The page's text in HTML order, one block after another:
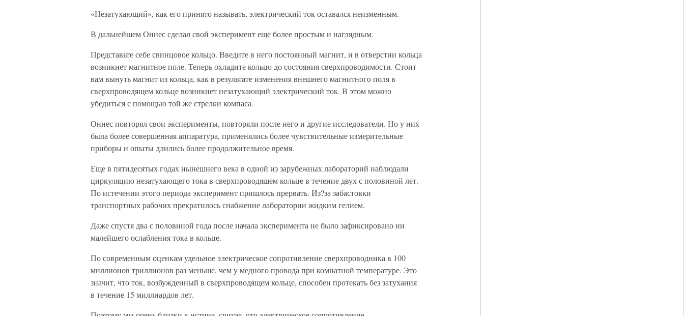
«Незатухающий», как его принято называть, электрический ток оставался неизменным.
В дальнейшем Оннес сделал свой эксперимент еще более простым и наглядным.
Представьте себе свинцовое кольцо. Введите в него постоянный магнит, и в отверстии кольца
возникнет магнитное поле. Теперь охладите кольцо до состояния сверхпроводимости. Стоит
вам вынуть магнит из кольца, как в результате изменения внешнего магнитного поля в
сверхпроводящем кольце возникнет незатухающий электрический ток. В этом можно
убедиться с помощью той же стрелки компаса.
Оннес повторял свои эксперименты, повторяли после него и другие исследователи. Но у них
была более совершенная аппаратура, применялись более чувствительные измерительные
приборы и опыты длились более продолжительное время.
Еще в пятидесятых годах нынешнего века в одной из зарубежных лабораторий наблюдали
циркуляцию незатухающего тока в сверхпроводящем кольце в течение двух с половиной лет.
По истечении этого периода эксперимент пришлось прервать. Из?за забастовки
транспортных рабочих прекратилось снабжение лаборатории жидким гелием.
Даже спустя два с половиной года после начала эксперимента не было зафиксировано ни
малейшего ослабления тока в кольце.
По современным оценкам удельное электрическое сопротивление сверхпроводника в 100
миллионов триллионов раз меньше, чем у медного провода при комнатной температуре. Это
значит, что ток, возбужденный в сверхпроводящем кольце, способен протекать без затухания
в течение 15 миллиардов лет.